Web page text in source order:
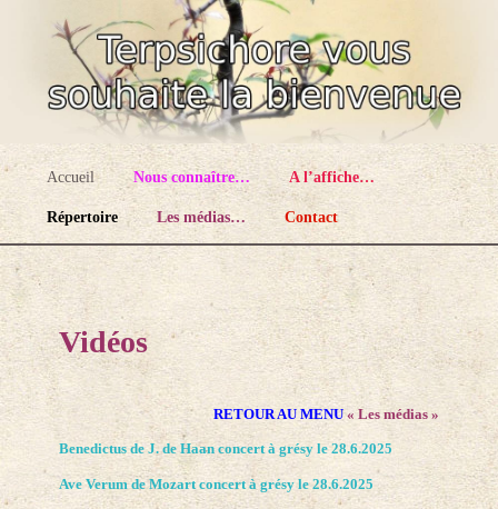
Terpsichore
Ensemble choral à Grésy-sur-Aix en Savoie
Menu principal
Aller au contenu principal
Aller au contenu secondaire
Accueil Nous connaître… A l’affiche…
Répertoire Les médias… Contact
Vidéos
RETOUR AU MENU« Les médias »
Benedictus de J. de Haan concert à grésy le 28.6.2025
Ave Verum de Mozart concert à grésy le 28.6.2025